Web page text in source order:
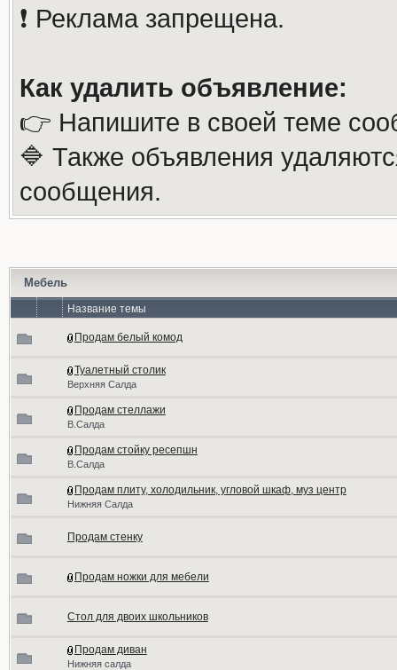
❗️ Реклама запрещена.
Как удалить объявление:
👉 Напишите в своей теме
🔷 Также объявления
сообщения.
Мебель
Название темы
Продам белый комод
Туалетный столик
Верхняя Салда
Продам стеллажи
В.Салда
Продам стойку ресепшн
В.Салда
Продам плиту, холодильник, угловой шкаф, муз центр
Нижняя Салда
Продам стенку
Продам ножки для мебели
Стол для двоих школьников
Продам диван
Нижняя салда